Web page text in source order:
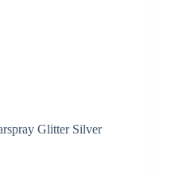
Glitter Silver